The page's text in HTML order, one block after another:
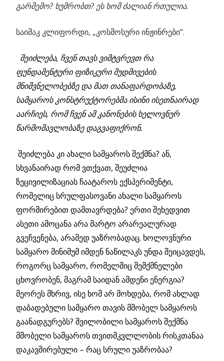
გარშემო? ხუმრობთ? ეს ხომ ძალიან რთულია.
საიმაკ კლიფორდი, „კოსმოსური ინჟინრები“.
შეიძლება, ჩვენ თავს ვიმტვრევთ რა
ფუნდამენტური ფიზიკური მუდმივების
მნიშვნელობებზე და მათ თანაფარდობაზე,
სამყაროს კონსტრუქტორებმა ისინი ისეთნაირად
აარჩიეს, რომ ჩვენ ამ კანონების ხელოვნურ
წარმომავლობაზე დაგვაფიქრონ.
შეიძლება კი ახალი სამყაროს შექმნა? ან,
სხვანაირად რომ ვთქვათ, შეუძლია
ზეცივილიზაციას ჩაატაროს ექსპერიმენტი,
რომელიც სრულფასოვანი ახალი სამყაროს
ფორმირებით დამთავრდება? ერთი შეხედვით
ასეთი ამოცანა არა მარტო არარეალურად
გვეჩვენება, არამედ უაზრობადაც. ხოლოვნური
სამყარო მინიმუმ იმდენ ნაწილაკს უნდა შეიცავდეს,
როგორც სამყარო, რომელშიც შემქმნელები
ცხოვრობენ, მაგრამ საიდან ამდენი ენერგია?
მეორეს მხრივ, ისე ხომ არ მოხდება, რომ ახლად
დაბადებული სამყარო თავის მშობელ სამყაროს
გაანადგურებს? შვილობილი სამყაროს შექმნა
მშობელი სამყაროს თვითმკვლლობის რისკთანაა
დაკავშირებული – რაც სრული უაზრობაა?